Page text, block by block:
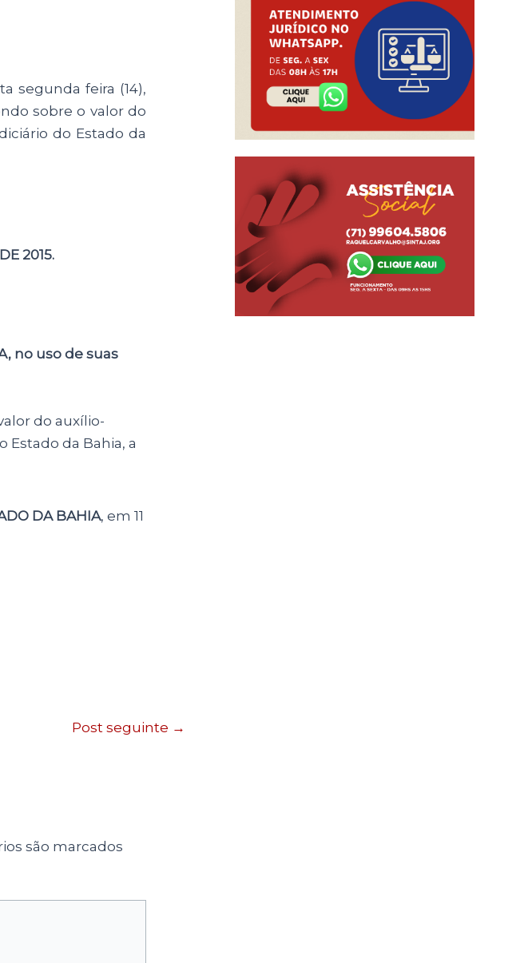
segunda feira (14),
sobre o valor do
do Estado da
2015.
no uso de suas
do auxílio-
da Bahia, a
DA BAHIA, em 11
Post seguinte →
são marcados